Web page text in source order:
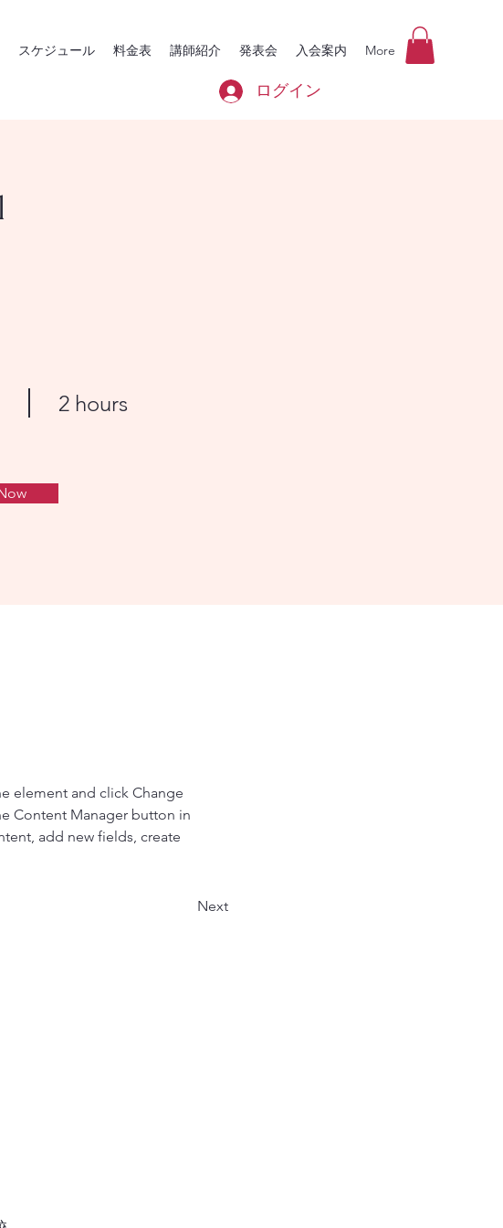
スケジュール 料金表 講師紹介 発表会 入会案内 More
ログイン
2 hours
element and click Change
Content Manager button in
add new fields, create
Next